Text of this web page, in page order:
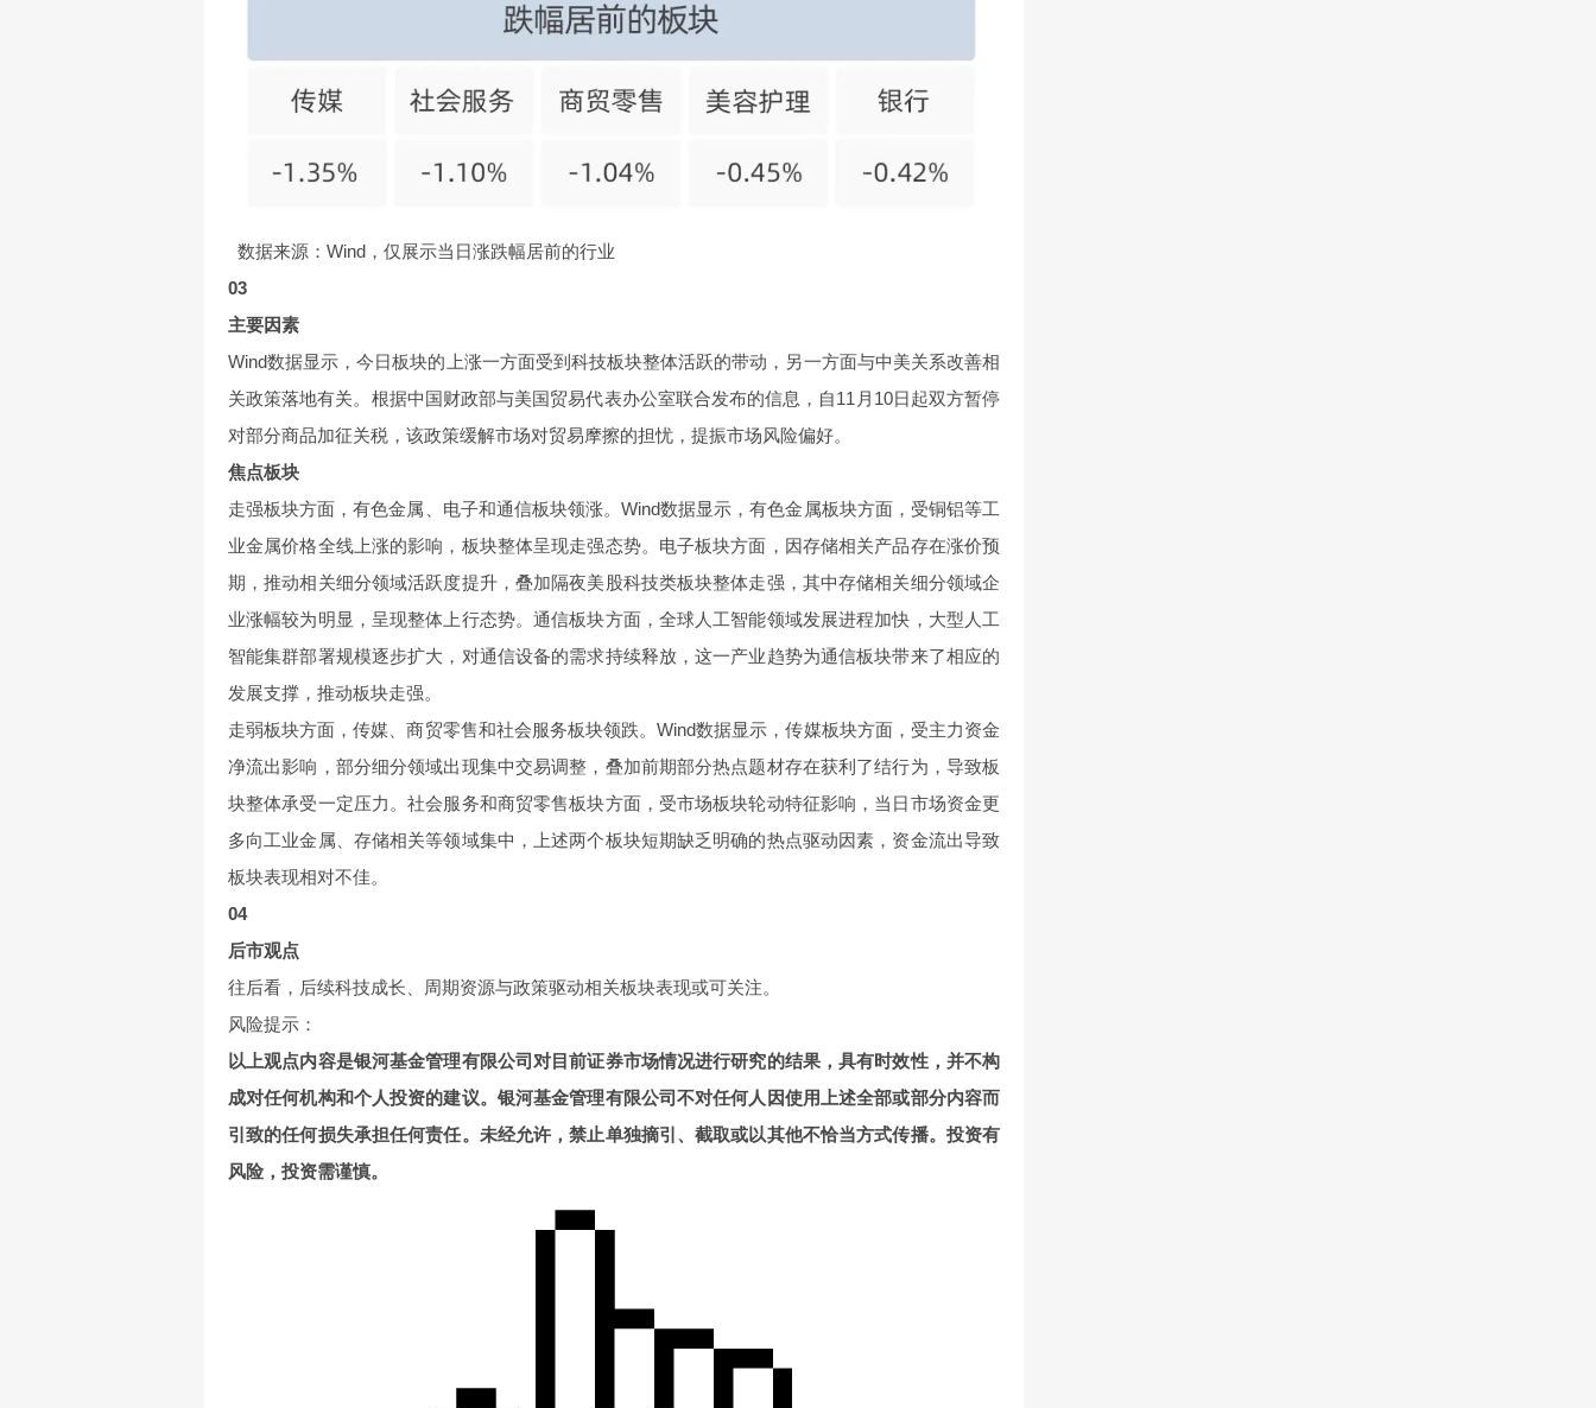
数据来源：Wind，仅展示当日涨跌幅居前的行业
03
主要因素
Wind数据显示，今日板块的上涨一方面受到科技板块整体活跃的带动，另一方面与中美关系改善相
关政策落地有关。根据中国财政部与美国贸易代表办公室联合发布的信息，自11月10日起双方暂停
对部分商品加征关税，该政策缓解市场对贸易摩擦的担忧，提振市场风险偏好。
焦点板块
走强板块方面，有色金属、电子和通信板块领涨。Wind数据显示，有色金属板块方面，受铜铝等工
业金属价格全线上涨的影响，板块整体呈现走强态势。电子板块方面，因存储相关产品存在涨价预
期，推动相关细分领域活跃度提升，叠加隔夜美股科技类板块整体走强，其中存储相关细分领域企
业涨幅较为明显，呈现整体上行态势。通信板块方面，全球人工智能领域发展进程加快，大型人工
智能集群部署规模逐步扩大，对通信设备的需求持续释放，这一产业趋势为通信板块带来了相应的
发展支撑，推动板块走强。
走弱板块方面，传媒、商贸零售和社会服务板块领跌。Wind数据显示，传媒板块方面，受主力资金
净流出影响，部分细分领域出现集中交易调整，叠加前期部分热点题材存在获利了结行为，导致板
块整体承受一定压力。社会服务和商贸零售板块方面，受市场板块轮动特征影响，当日市场资金更
多向工业金属、存储相关等领域集中，上述两个板块短期缺乏明确的热点驱动因素，资金流出导致
板块表现相对不佳。
04
后市观点
往后看，后续科技成长、周期资源与政策驱动相关板块表现或可关注。
风险提示：
以上观点内容是银河基金管理有限公司对目前证券市场情况进行研究的结果，具有时效性，并不构
成对任何机构和个人投资的建议。银河基金管理有限公司不对任何人因使用上述全部或部分内容而
引致的任何损失承担任何责任。未经允许，禁止单独摘引、截取或以其他不恰当方式传播。投资有
风险，投资需谨慎。